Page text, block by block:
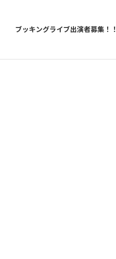
ブッキングライブ出演者募集！！